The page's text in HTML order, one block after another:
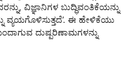
ವಿಜ್ಞಾನಿಗಳ ಬುದ್ಧಿವಂತಿಕೆಯನ್ನು
ವ್ಯಯಗೊಳಿಸುತ್ತದೆ’. ಈ ಹೇಳಿಕೆಯು
ದುಷ್ಪರಿಣಾಮಗಳನ್ನು